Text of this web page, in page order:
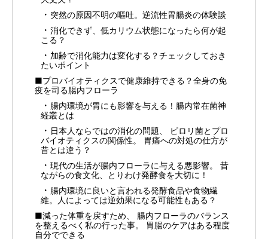
突然の原因不明の嘔吐。逆流性胃腸炎の体験談
消化できず、低カリウム状態になったら何が起
こる？
加齢で消化能力は変化する？チェックしておき
たいポイント
■プロバイオティクスで健康維持できる？全身の免
疫を司る腸内フローラ
腸内環境が胃にも影響を与える！腸内常在菌神
経叢とは
日本人ならではの消化の問題、 ピロリ菌とプロ
バイオティクスの関係性。 胃痛への対処の仕方が
昔とは違う？
現代の生活が腸内フローラに与える悪影響。 昔
ながらの食文化、とりわけ発酵食を大切に！
腸内環境に良いと言われる発酵食品や食物繊
維。人によっては逆効果になる可能性もある？
■減った体重を戻すため、 腸内フローラのバランス
を整えるべく私の行った事。 胃腸のケアはある程度
自分でできる